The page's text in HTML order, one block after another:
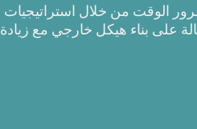
الوقت من خلال استراتيجيات
على بناء هيكل خارجي مع زيادة